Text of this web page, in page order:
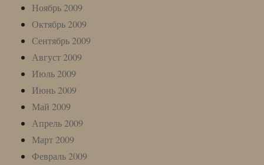
Ноябрь 2009
Октябрь 2009
Сентябрь 2009
Август 2009
Июль 2009
Июнь 2009
Май 2009
Апрель 2009
Март 2009
Февраль 2009